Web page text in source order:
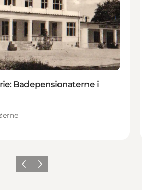
Badepensionaterne i
ForrigeNæste